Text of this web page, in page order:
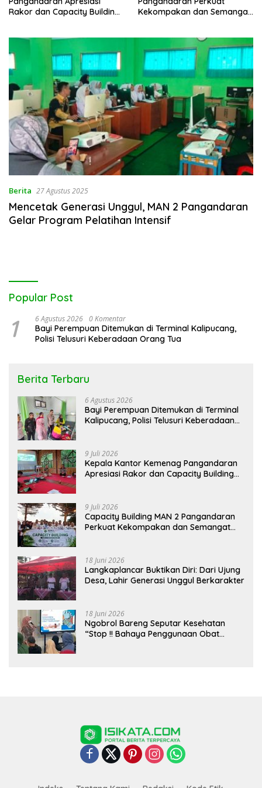
Rakor dan Capacity Building
Antar Lini
Kekompakan dan Semangat
Berita 27 Agustus 2025
Mencetak Generasi Unggul, MAN 2 Pangandaran
Gelar Program Pelatihan Intensif
Popular Post
1 6 Agustus 2026 0 Komentar
Bayi Perempuan Ditemukan di Terminal Kalipucang,
Polisi Telusuri Keberadaan Orang Tua
Berita Terbaru
6 Agustus 2026
Bayi Perempuan Ditemukan di Terminal
Kalipucang, Polisi Telusuri Keberadaan
9 Juli 2026
Kepala Kantor Kemenag Pangandaran
Apresiasi Rakor dan Capacity Building
9 Juli 2026
Capacity Building MAN 2 Pangandaran
Perkuat Kekompakan dan Semangat
18 Juni 2026
Langkaplancar Buktikan Diri: Dari Ujung
Desa, Lahir Generasi Unggul Berkarakter
18 Juni 2026
Ngobrol Bareng Seputar Kesehatan
“Stop !! Bahaya Penggunaan Obat